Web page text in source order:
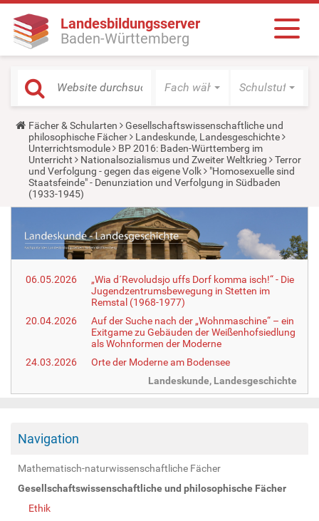
Landesbildungsserver
Baden-Württemberg
Fach wählen Schulstufe
Y
o
u
a
r
e
h
e
:
Fächer & Schularten
Gesellschaftswissenschaftliche und
philosophische Fächer
Landeskunde, Landesgeschichte
Unterrichtsmodule
BP 2016: Baden-Württemberg im
Unterricht
Nationalsozialismus und Zweiter Weltkrieg
Terror
und Verfolgung - gegen das eigene Volk
"Homosexuelle sind
Staatsfeinde" - Denunziation und Verfolgung in Südbaden
(1933-1945)
06.05.2026
„Wia d´Revoludsjo uffs Dorf komma isch!“ - Die
Jugendzentrumsbewegung in Stetten im
Remstal (1968-1977)
20.04.2026
Auf der Suche nach der „Wohnmaschine“ – ein
Exitgame zu Gebäuden der Weißenhofsiedlung
als Wohnformen der Moderne
24.03.2026
Orte der Moderne am Bodensee
Landeskunde, Landesgeschichte
Navigation
Mathematisch-naturwissenschaftliche Fächer
Gesellschaftswissenschaftliche und philosophische Fächer
Ethik